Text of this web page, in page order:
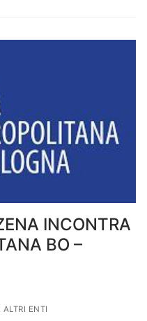
INCONTRA
BO –
ENTI